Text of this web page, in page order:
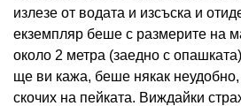
излезе от водата и изсъска и
екземпляр беше с размерите на
около 2 метра (заедно с
ще ви кажа, беше някак
скочих на пейката. Виждайки